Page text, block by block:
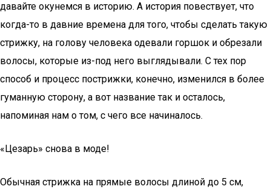
давайте окунемся в историю. А история повествует, что
когда-то в давние времена для того, чтобы сделать такую
стрижку, на голову человека одевали горшок и обрезали
волосы, которые из-под него выглядывали. С тех пор
способ и процесс пострижки, конечно, изменился в более
гуманную сторону, а вот название так и осталось,
напоминая нам о том, с чего все начиналось.
«Цезарь» снова в моде!
Обычная стрижка на прямые волосы длиной до 5 см,